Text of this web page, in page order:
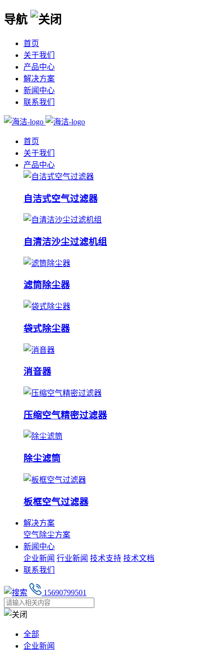
导航
首页
关于我们
产品中心
解决方案
新闻中心
联系我们
首页
关于我们
产品中心
自洁式空气过滤器
自清洁沙尘过滤机组
滤筒除尘器
袋式除尘器
消音器
压缩空气精密过滤器
除尘滤筒
板框空气过滤器
解决方案
空气除尘方案
新闻中心
企业新闻 行业新闻 技术支持 技术文档
联系我们
15690799501
全部
企业新闻